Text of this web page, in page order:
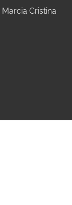
Cristina